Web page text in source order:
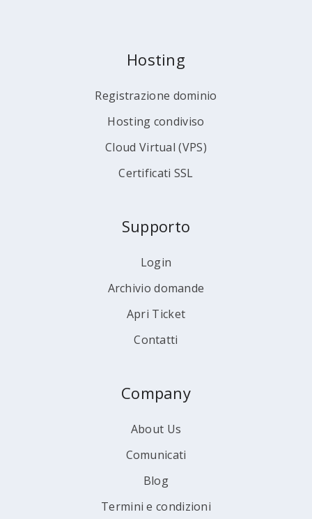
Hosting
Registrazione dominio
Hosting condiviso
Cloud Virtual (VPS)
Certificati SSL
Supporto
Login
Archivio domande
Apri Ticket
Contatti
Company
About Us
Comunicati
Blog
Termini e condizioni